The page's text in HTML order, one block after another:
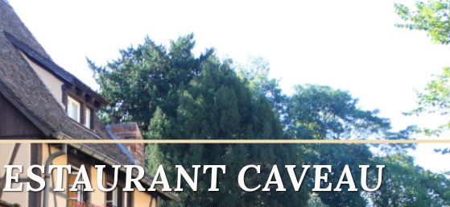
CAVEAU